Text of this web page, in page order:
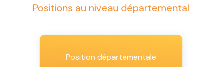
Positions au niveau départemental
Position départementale